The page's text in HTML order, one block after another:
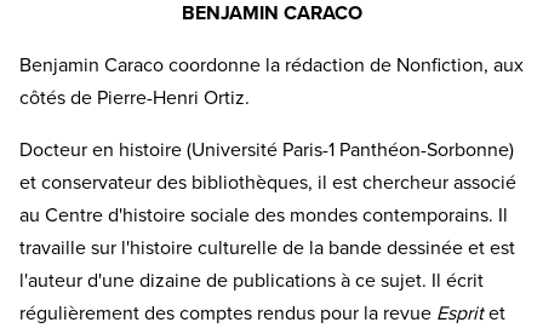
BENJAMIN CARACO
Benjamin Caraco coordonne la rédaction de Nonfiction, aux
côtés de Pierre-Henri Ortiz.
Docteur en histoire (Université Paris-1 Panthéon-Sorbonne)
et conservateur des bibliothèques, il est chercheur associé
au Centre d'histoire sociale des mondes contemporains. Il
travaille sur l'histoire culturelle de la bande dessinée et est
l'auteur d'une dizaine de publications à ce sujet. Il écrit
régulièrement des comptes rendus pour la revue Espritet